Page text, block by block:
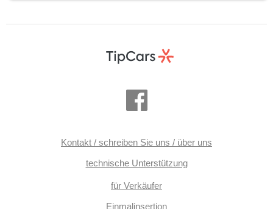
Kontakt / schreiben Sie uns / über uns
technische Unterstützung
für Verkäufer
Einmalinsertion